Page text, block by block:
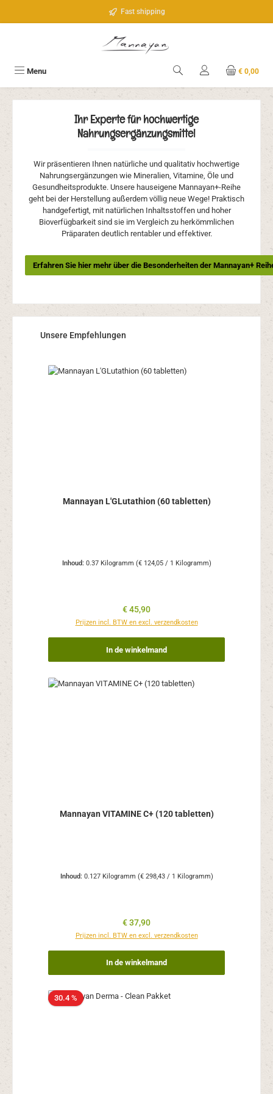
Fast shipping
Menu € 0,00
Ihr Experte für hochwertige
Nahrungsergänzungsmittel
Wir präsentieren Ihnen natürliche und qualitativ hochwertige
Nahrungsergänzungen wie Mineralien, Vitamine, Öle und
Gesundheitsprodukte. Unsere hauseigene Mannayan+-Reihe
geht bei der Herstellung außerdem völlig neue Wege! Praktisch
handgefertigt, mit natürlichen Inhaltsstoffen und hoher
Bioverfügbarkeit sind sie im Vergleich zu herkömmlichen
Präparaten deutlich rentabler und effektiver.
Erfahren Sie hier mehr über die Besonderheiten der Mannayan+
Productgalerij overslaan
Unsere Empfehlungen
Mannayan L'GLutathion (60 tabletten)
Inhoud: 0.37 Kilogramm (€ 124,05 / 1 Kilogramm)
Normale prijs:
€ 45,90
Prijzen incl. BTW en excl. verzendkosten
In de winkelmand
Mannayan VITAMINE C+ (120 tabletten)
Inhoud: 0.127 Kilogramm (€ 298,43 / 1 Kilogramm)
Normale prijs:
€ 37,90
Prijzen incl. BTW en excl. verzendkosten
In de winkelmand
30.4 %